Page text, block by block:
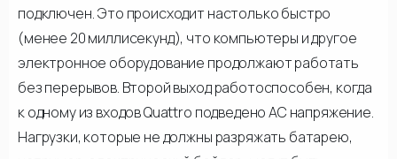
подключен. Это происходит настолько быстро
(менее 20 миллисекунд), что компьютеры и другое
электронное оборудование продолжают работать
без перерывов. Второй выход работоспособен, когда
к одному из входов Quattro подведено АС напряжение.
Нагрузки, которые не должны разряжать батарею,